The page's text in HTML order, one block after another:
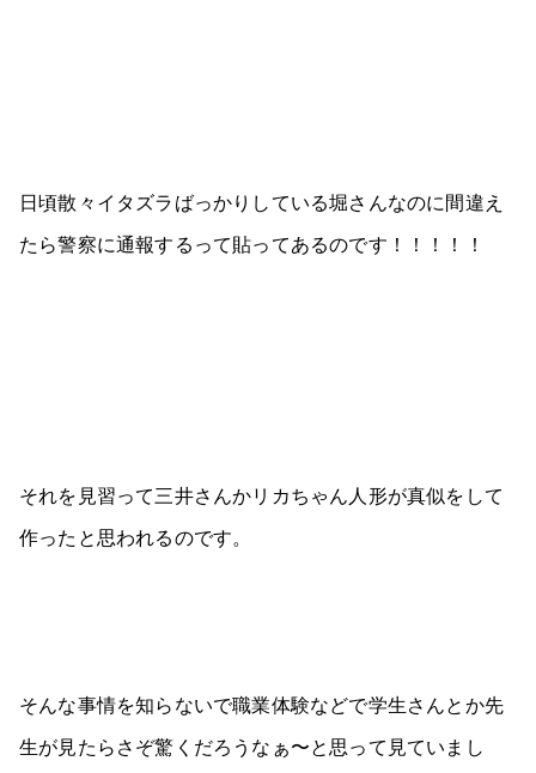
日頃散々イタズラばっかりしている堀さんなのに間違え
たら警察に通報するって貼ってあるのです！！！！！
それを見習って三井さんかリカちゃん人形が真似をして
作ったと思われるのです。
そんな事情を知らないで職業体験などで学生さんとか先
生が見たらさぞ驚くだろうなぁ〜と思って見ていまし